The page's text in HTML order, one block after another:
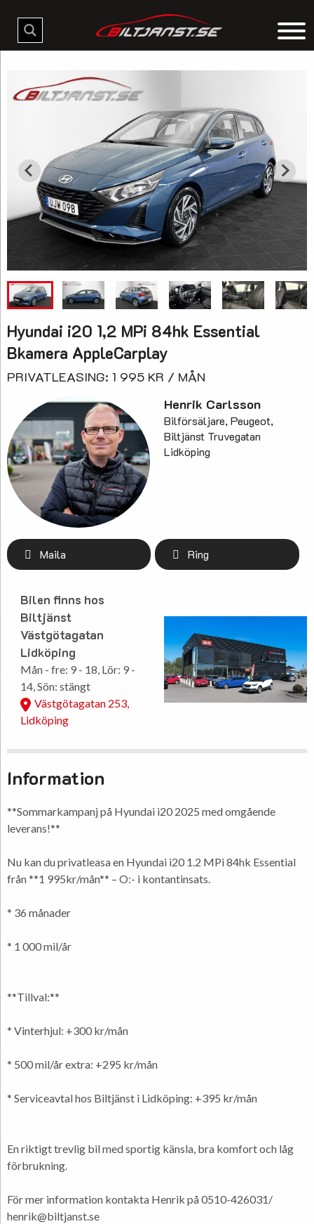
Hyundai i20 1,2 MPi 84hk Essential
Bkamera AppleCarplay
PRIVATLEASING: 1 995 KR / MÅN
Henrik Carlsson
Bilförsäljare, Peugeot,
Biltjänst Truvegatan
Lidköping
Maila Ring
Bilen finns hos
Biltjänst
Västgötagatan
Lidköping
Mån - fre: 9 - 18, Lör: 9 -
14, Sön: stängt
Västgötagatan 253,
Lidköping
Information
**Sommarkampanj på Hyundai i20 2025 med omgående
leverans!**
Nu kan du privatleasa en Hyundai i20 1.2 MPi 84hk Essential
från **1 995kr/mån** – O:- i kontantinsats.
* 36 månader
* 1 000 mil/år
**Tillval:**
* Vinterhjul: +300 kr/mån
* 500 mil/år extra: +295 kr/mån
* Serviceavtal hos Biltjänst i Lidköping: +395 kr/mån
En riktigt trevlig bil med sportig känsla, bra komfort och låg
förbrukning.
För mer information kontakta Henrik på 0510-426031/
henrik@biltjanst.se